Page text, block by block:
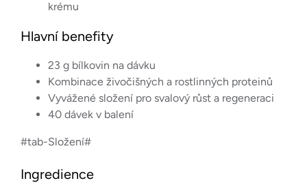
krému
Hlavní benefity
23 g bílkovin na dávku
Kombinace živočišných a rostlinných proteinů
Vyvážené složení pro svalový růst a regeneraci
40 dávek v balení
#tab-Složení#
Ingredience